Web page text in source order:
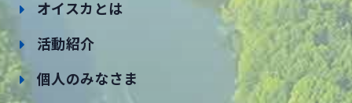
オイスカとは
活動紹介
個人のみなさま